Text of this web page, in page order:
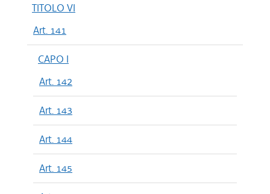
TITOLO VI
Art. 141
CAPO I
Art. 142
Art. 143
Art. 144
Art. 145